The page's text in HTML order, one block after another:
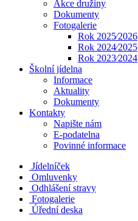
Akce družiny
Dokumenty
Fotogalerie
Rok 2025⁄2026
Rok 2024⁄2025
Rok 2023⁄2024
Školní jídelna
Informace
Aktuality
Dokumenty
Kontakty
Napište nám
E-podatelna
Povinné informace
Jídelníček
Omluvenky
Odhlášení stravy
Fotogalerie
Úřední deska